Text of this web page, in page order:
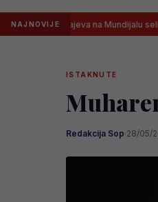
NAJNOVIJE
na Mundijalu seli u Afriku?
ISTAKNUTE
Redakcija Sop·28/05/